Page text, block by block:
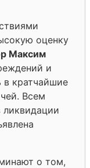
оценку
Максим
и
в кратчайшие
Всем
ликвидации
о том,